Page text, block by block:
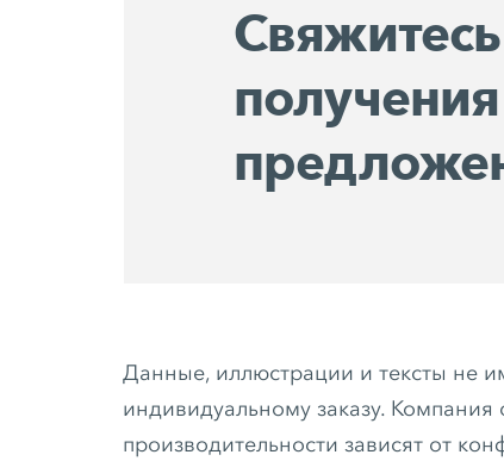
получения
Данные, иллюстрации и тексты не
индивидуальному заказу.
производительности зависят от